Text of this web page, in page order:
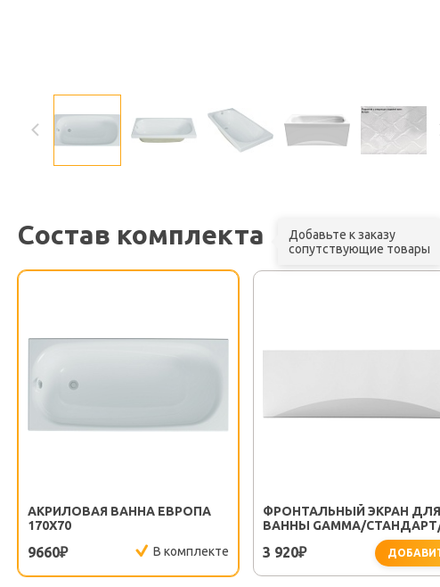
Состав комплекта
Добавьте к заказу
сопутствующие товары
АКРИЛОВАЯ ВАННА ЕВРОПА
170X70
9660₽ В комплекте
ФРОНТАЛЬНЫЙ ЭКРАН ДЛЯ
ВАННЫ GAMMA/
НЕРЕЯ/УЛЬТРА/РИГА/
170
3 920₽